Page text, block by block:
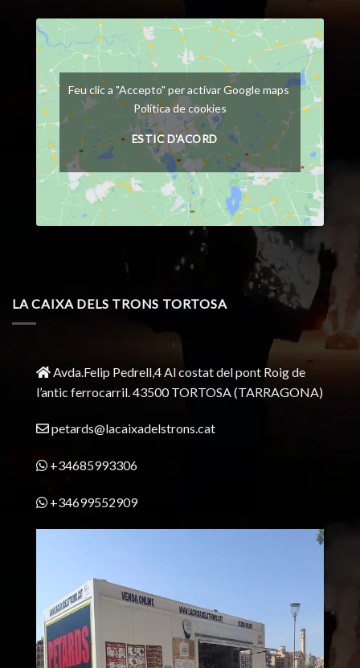
Feu clic a "Accepto" per activar Google maps
Política de cookies
ESTIC D'ACORD
LA CAIXA DELS TRONS TORTOSA
Avda.Felip Pedrell,4 Al costat del pont Roig de
l’antic ferrocarril. 43500 TORTOSA (TARRAGONA)
petards@lacaixadelstrons.cat
+34685993306
+34699552909